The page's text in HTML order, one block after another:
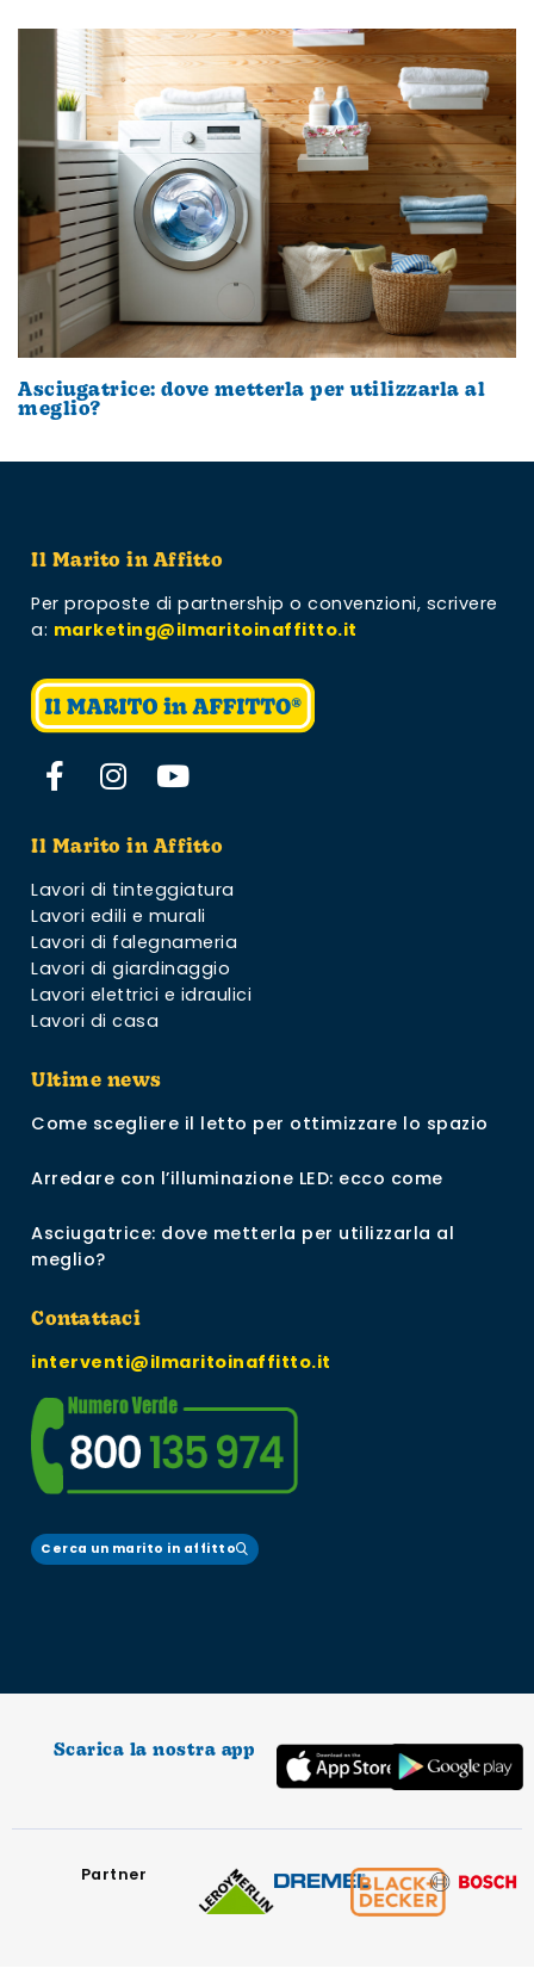
Asciugatrice: dove metterla per utilizzarla al
meglio?
Il Marito in Affitto
Per proposte di partnership o convenzioni, scrivere
a: marketing@ilmaritoinaffitto.it
Il Marito in Affitto
Lavori di tinteggiatura
Lavori edili e murali
Lavori di falegnameria
Lavori di giardinaggio
Lavori elettrici e idraulici
Lavori di casa
Ultime news
Come scegliere il letto per ottimizzare lo spazio
Arredare con l’illuminazione LED: ecco come
Asciugatrice: dove metterla per utilizzarla al
meglio?
Contattaci
interventi@ilmaritoinaffitto.it
Cerca un marito in affitto
Scarica la nostra app
Partner